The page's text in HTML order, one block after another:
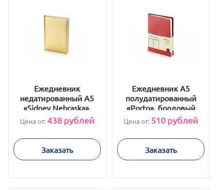
Ежедневник
недатированный А5
«Sidney Nebraska»,
золото
Цена от:438рублей
Заказать
Ежедневник А5
полудатированный
«Porto», бордовый
Цена от: 510 рублей
Заказать